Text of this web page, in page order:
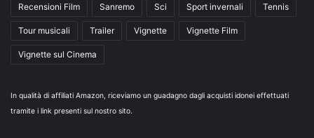
Recensioni Film Sanremo Sci Sport invernali Tennis
Tour musicali Trailer Vignette Vignette Film
Vignette sul Cinema
In qualità di affiliati Amazon, riceviamo un guadagno dagli acquisti idonei effettuati
tramite i link presenti sul nostro sito.